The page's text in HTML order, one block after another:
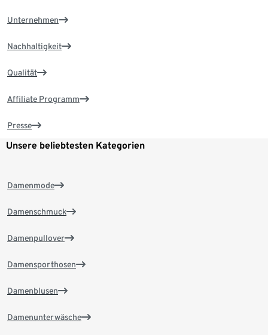
Unternehmen
Nachhaltigkeit
Qualität
Affiliate Programm
Presse
Unsere beliebtesten Kategorien
Damenmode
Damenschmuck
Damenpullover
Damensporthosen
Damenblusen
Damenunterwäsche